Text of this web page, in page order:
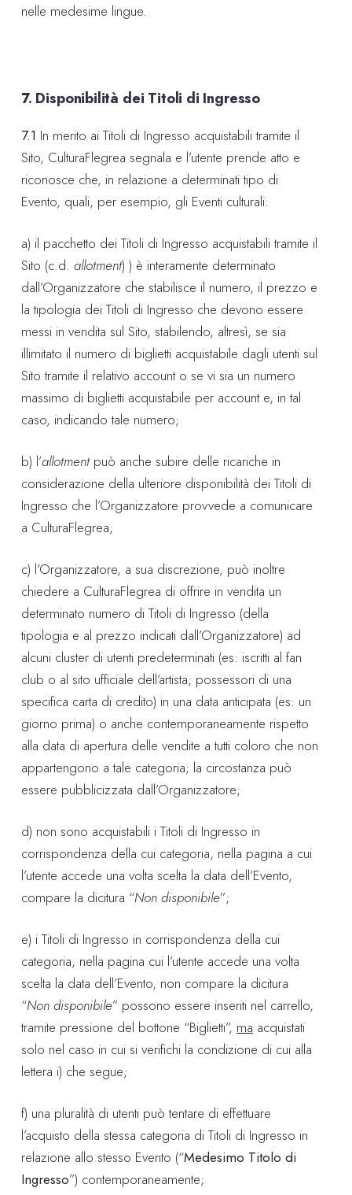
nelle medesime lingue.
7. Disponibilità dei Titoli di Ingresso
7.1 In merito ai Titoli di Ingresso acquistabili tramite il
Sito, CulturaFlegrea segnala e l’utente prende atto e
riconosce che, in relazione a determinati tipo di
Evento, quali, per esempio, gli Eventi culturali:
a) il pacchetto dei Titoli di Ingresso acquistabili tramite il
Sito (c.d. allotment) ) è interamente determinato
dall’Organizzatore che stabilisce il numero, il prezzo e
la tipologia dei Titoli di Ingresso che devono essere
messi in vendita sul Sito, stabilendo, altresì, se sia
illimitato il numero di biglietti acquistabile dagli utenti sul
Sito tramite il relativo account o se vi sia un numero
massimo di biglietti acquistabile per account e, in tal
caso, indicando tale numero;
b) l’allotmentpuò anche subire delle ricariche in
considerazione della ulteriore disponibilità dei Titoli di
Ingresso che l’Organizzatore provvede a comunicare
a CulturaFlegrea;
c) l’Organizzatore, a sua discrezione, può inoltre
chiedere a CulturaFlegrea di offrire in vendita un
determinato numero di Titoli di Ingresso (della
tipologia e al prezzo indicati dall’Organizzatore) ad
alcuni cluster di utenti predeterminati (es: iscritti al fan
club o al sito ufficiale dell’artista; possessori di una
specifica carta di credito) in una data anticipata (es: un
giorno prima) o anche contemporaneamente rispetto
alla data di apertura delle vendite a tutti coloro che non
appartengono a tale categoria; la circostanza può
essere pubblicizzata dall’Organizzatore;
d) non sono acquistabili i Titoli di Ingresso in
corrispondenza della cui categoria, nella pagina a cui
l’utente accede una volta scelta la data dell’Evento,
compare la dicitura “Non disponibile”;
e) i Titoli di Ingresso in corrispondenza della cui
categoria, nella pagina cui l’utente accede una volta
scelta la data dell’Evento, non compare la dicitura
“Non disponibile” possono essere inseriti nel carrello,
tramite pressione del bottone “Biglietti”, ma acquistati
solo nel caso in cui si verifichi la condizione di cui alla
lettera i) che segue;
f) una pluralità di utenti può tentare di effettuare
l’acquisto della stessa categoria di Titoli di Ingresso in
relazione allo stesso Evento (“Medesimo Titolo di
Ingresso”) contemporaneamente;